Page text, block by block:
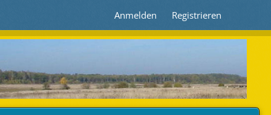
Anmelden Registrieren